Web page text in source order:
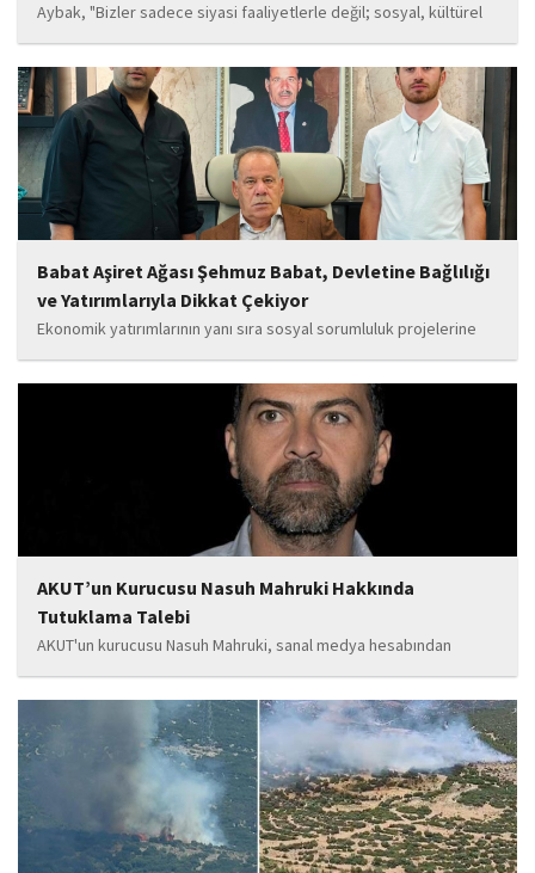
Aybak, "Bizler sadece siyasi faaliyetlerle değil; sosyal, kültürel
ve manevi değerleri güçlendiren çalışmalarla da gençlerimizin
yanında olacağız. Sultangazi'de birlik ve beraberlik ruhunu daha
da güçlendirecek projeleri hayata geçirmek için ekip...
Babat Aşiret Ağası Şehmuz Babat, Devletine Bağlılığı
ve Yatırımlarıyla Dikkat Çekiyor
Ekonomik yatırımlarının yanı sıra sosyal sorumluluk projelerine
de önem veren Babat'ın, eğitim alanında bir lise ile iki okulun
yapımına katkı sunduğu, ayrıca Şırnak'ın çeşitli noktalarında
tamamlanan ve yapımı devam eden...
AKUT’un Kurucusu Nasuh Mahruki Hakkında
Tutuklama Talebi
AKUT'un kurucusu Nasuh Mahruki, sanal medya hesabından
yaptığı '15 Temmuz' paylaşımı nedeniyle 'Halkı kin ve düşmanlığa
tahrik veya aşağılama' suçundan gözaltına alındı. Mahruki,
tutuklama talebiyle Sulh Ceza Hakimliği'ne sevk edildi.